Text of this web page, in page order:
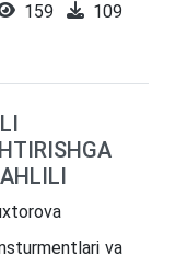
tijorat
159 109
va